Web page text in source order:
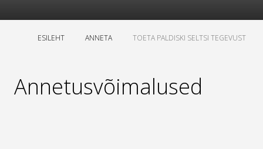
ESILEHT ANNETA TOETA PALDISKI SELTSI TEGEVUST
Annetusvõimalused